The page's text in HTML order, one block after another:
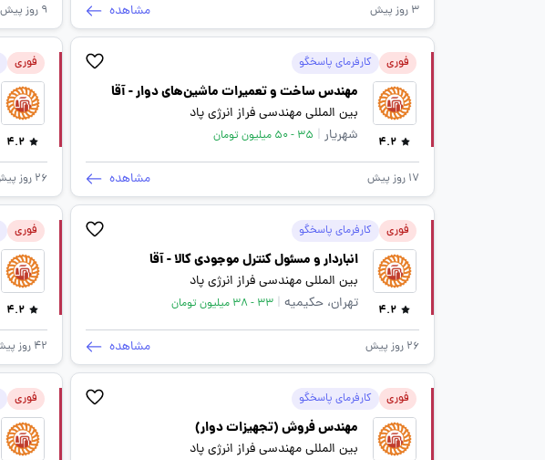
3 روز پیش مشاهده 9 روز پیش
فوری کارفرمای پاسخگو
4.2
مهندس ساخت و تعمیرات ماشین‌های دوار - آقا
بین المللی مهندسی فراز انرژی پاد
شهریار | 35 - 50 میلیون تومان
17 روز پیش مشاهده
فوری
4.2
26 روز پیش
فوری کارفرمای پاسخگو
4.2
انباردار و مسئول کنترل موجودی کالا - آقا
بین المللی مهندسی فراز انرژی پاد
تهران، حکیمیه | 33 - 38 میلیون تومان
26 روز پیش مشاهده
فوری
4.2
42 روز پیش
فوری کارفرمای پاسخگو
مهندس فروش (تجهیزات دوار)
بین المللی مهندسی فراز انرژی پاد
فوری